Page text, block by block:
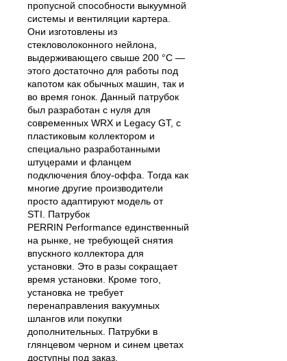
пропусной способности выкуумной
системы и вентиляции картера.
Они изготовлены из
стекловолоконного нейлона,
выдерживающего свыше 200 °С —
этого достаточно для работы под
капотом как обычных машин, так и
во время гонок. Данный патрубок
был разработан с нуля для
современных WRX и Legacy GT, с
пластиковым коллектором и
специально разработанными
штуцерами и фланцем
подключения блоу-оффа. Тогда как
многие другие производители
просто адаптируют модель от
STI. Патрубок
PERRIN Performance единственный
на рынке, не требующей снятия
впускного коллектора для
установки. Это в разы сокращает
время установки. Кроме того,
установка не требует
перенаправления вакуумных
шлангов или покупки
дополнительных. Патрубки в
глянцевом черном и синем цветах
доступны под заказ.